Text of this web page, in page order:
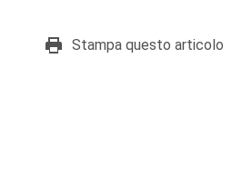
Stampa questo articolo